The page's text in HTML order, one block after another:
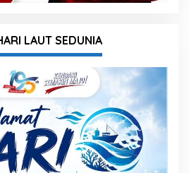
LAUT SEDUNIA